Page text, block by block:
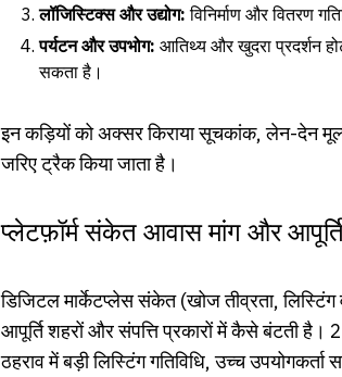
लॉजिस्टिक्स और उद्योग:विनिर्माण और वितरण
पर्यटन और उपभोग: आतिथ्य और खुदरा प्रदर्शन
सकता है।
इन कड़ियों को अक्सर किराया सूचकांक, लेन-देन
जरिए ट्रैक किया जाता है।
प्लेटफ़ॉर्म संकेत आवास मांग और
डिजिटल मार्केटप्लेस संकेत (खोज तीव्रता,
आपूर्ति शहरों और संपत्ति प्रकारों में कैसे बंटती है।
ठहराव में बड़ी लिस्टिंग गतिविधि, उच्च